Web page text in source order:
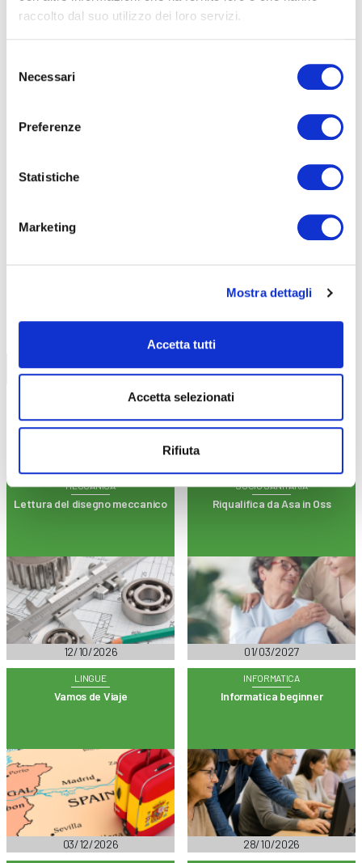
raccolto dal suo utilizzo dei loro servizi.
delNecessari
Preferenze
Statistiche
Marketing
Mostra dettagli
Accetta tutti
Accetta selezionati
Rifiuta
SICUREZZA
Seleziona e filtra per:
ONLINE
CALENDARIOCORSI
Trova il tuo corso
MECCANICA
Lettura del disegno meccanico
12/10/2026
SOCIO SANITARIA
Riqualifica da Asa in Oss
01/03/2027
LINGUE
Vamos de Viaje
03/12/2026
INFORMATICA
Informatica beginner
28/10/2026